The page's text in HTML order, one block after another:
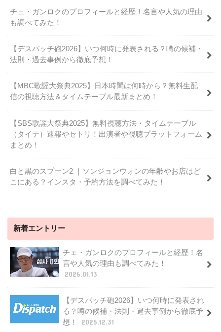
チェ・ガンロクのプロフィールと経歴！名言や人気の理由
も調べてみた！
【デスパッチ砲2026】いつ何時に発表される？噂の候補・
法則・過去事例から徹底予想！
【MBC歌謡大祭典2025】日本時間は何時から？無料生配
信の視聴方法＆タイムテーブル最新まとめ！
【SBS歌謡大祭典2025】無料視聴方法・タイムテーブル
（タイテ）速報やセトリ！出演者や視聴プラットフォーム
まとめ！
白と黒のスプーン2 ｜ソンジョンウォンの年齢やお店はど
こにある？インスタ・予約方法を調べてみた！
新着エントリー
チェ・ガンロクのプロフィールと経歴！名
言や人気の理由も調べてみた！
2026.01.13
【デスパッチ砲2026】いつ何時に発表され
る？噂の候補・法則・過去事例から徹底予
想！
2025.12.31